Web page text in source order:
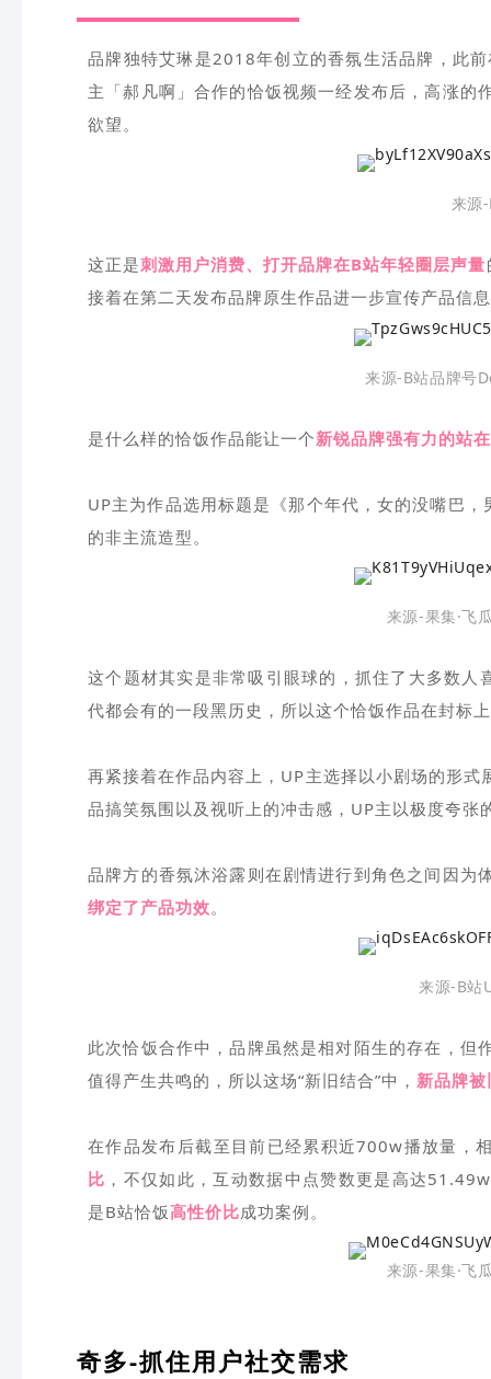
品牌独特艾琳是2018年创立的香氛生活品牌，此
主「郝凡啊」合作的恰饭视频一经发布后，高涨的
欲望。
来源
这正是刺激用户消费、打开品牌在B站年轻圈层声量
接着在第二天发布品牌原生作品进一步宣传产品信
来源-B站品牌号
是什么样的恰饭作品能让一个新锐品牌强有力的站
UP主为作品选用标题是《那个年代，女的没嘴巴
的非主流造型。
来源-果集·飞
这个题材其实是非常吸引眼球的，抓住了大多数人
代都会有的一段黑历史，所以这个恰饭作品在封标
再紧接着在作品内容上，UP主选择以小剧场的形
品搞笑氛围以及视听上的冲击感，UP主以极度夸张
品牌方的香氛沐浴露则在剧情进行到角色之间因为
绑定了产品功效。
来源-B站
此次恰饭合作中，品牌虽然是相对陌生的存在，
值得产生共鸣的，所以这场“新旧结合”中， 新品牌
在作品发布后截至目前已经累积近700w播放量，
比 ，不仅如此，互动数据中点赞数更是高达
是B站恰饭高性价比成功案例。
来源-果集·飞
奇多-抓住用户社交需求